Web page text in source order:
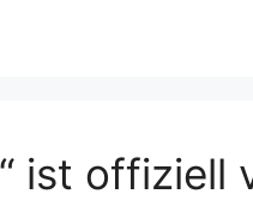
ist